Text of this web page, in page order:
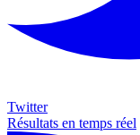
Twitter
Résultats en temps réel